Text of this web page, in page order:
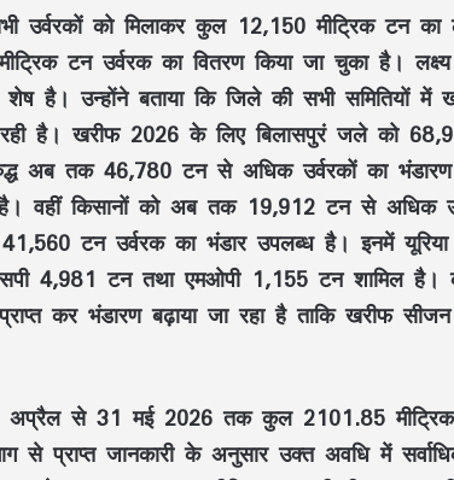
उर्वरकों को मिलाकर कुल 12,150 मीट्रिक टन का
टन उर्वरक का वितरण किया जा चुका है।
है। उन्होंने बताया कि जिले की सभी समितियों में
रही है। खरीफ 2026 के लिए बिलासपुरं जले को
अब तक 46,780 टन से अधिक उर्वरकों का
वहीं किसानों को अब तक 19,912 टन से अधिक
टन उर्वरक का भंडार उपलब्ध है। इनमें
4,981 टन तथा एमओपी 1,155 टन शामिल है। कृषि
कर भंडारण बढ़ाया जा रहा है ताकि खरीफ
अप्रैल से 31 मई 2026 तक कुल 2101.85 मीट्रिक
से प्राप्त जानकारी के अनुसार उक्त अवधि में